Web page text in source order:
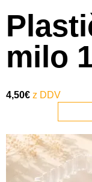
milo
4,50€